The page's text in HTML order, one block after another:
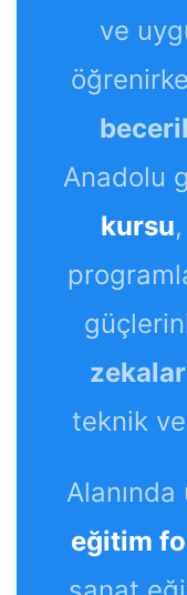
ve
Anadolu
kursu
teknik
Alanında
eğitim